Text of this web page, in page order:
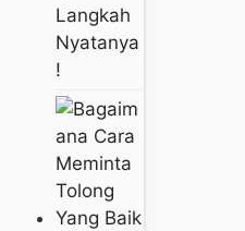
Langkah
Nyatanya
!